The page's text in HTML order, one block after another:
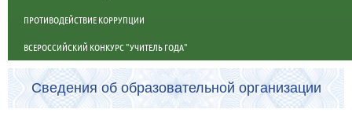
ПРОТИВОДЕЙСТВИЕ КОРРУПЦИИ
ВСЕРОССИЙСКИЙ КОНКУРС "УЧИТЕЛЬ ГОДА"
Сведения об образовательной организации